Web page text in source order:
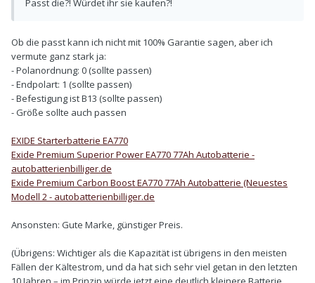
Passt die?! Würdet ihr sie kaufen?!
Ob die passt kann ich nicht mit 100% Garantie sagen, aber ich
vermute ganz stark ja:
- Polanordnung: 0 (sollte passen)
- Endpolart: 1 (sollte passen)
- Befestigung ist B13 (sollte passen)
- Größe sollte auch passen
EXIDE Starterbatterie EA770
Exide Premium Superior Power EA770 77Ah Autobatterie -
autobatterienbilliger.de
Exide Premium Carbon Boost EA770 77Ah Autobatterie (Neuestes
Modell 2 - autobatterienbilliger.de
Ansonsten: Gute Marke, günstiger Preis.
(Übrigens: Wichtiger als die Kapazität ist übrigens in den meisten
Fällen der Kältestrom, und da hat sich sehr viel getan in den letzten